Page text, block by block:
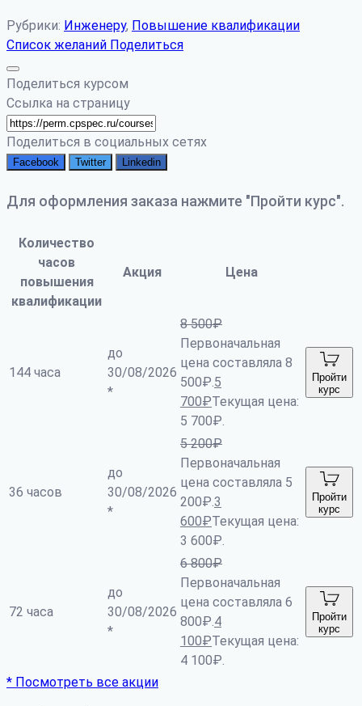
Рубрики: Инженеру, Повышение квалификации
Список желаний Поделиться
Поделиться курсом
Ссылка на страницу
Поделиться в социальных сетях
Facebook Twitter Linkedin
Для оформления заказа нажмите "Пройти курс".
Количество
часов
повышения
квалификации
Акция Цена
144 часа
до
30/08/2026
*
8 500₽
Первоначальная
цена составляла 8
500₽.5
700₽Текущая цена:
5 700₽.
Пройти
курс
36 часов
до
30/08/2026
*
5 200₽
Первоначальная
цена составляла 5
200₽.3
600₽Текущая цена:
3 600₽.
Пройти
курс
72 часа
до
30/08/2026
*
6 800₽
Первоначальная
цена составляла 6
800₽.4
100₽Текущая цена:
4 100₽.
Пройти
курс
* Посмотреть все акции